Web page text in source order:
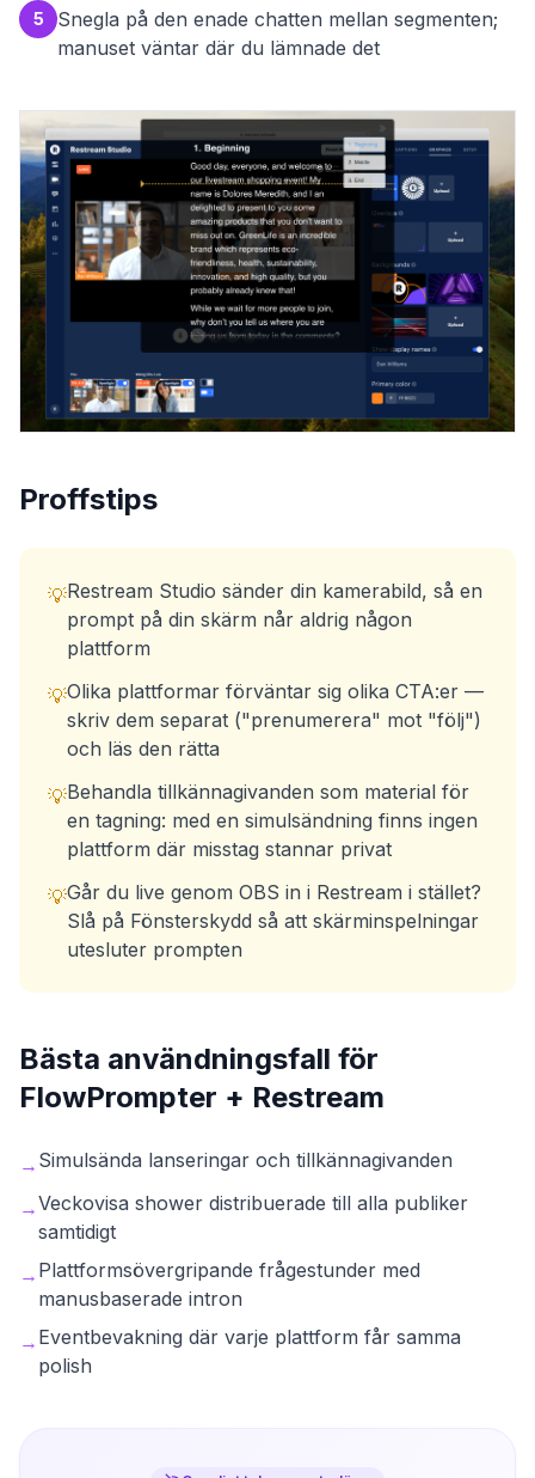
5
Snegla på den enade chatten mellan segmenten;
manuset väntar där du lämnade det
Proffstips
💡Restream Studio sänder din kamerabild, så en
prompt på din skärm når aldrig någon
plattform
💡Olika plattformar förväntar sig olika CTA:er —
skriv dem separat ("prenumerera" mot "följ")
och läs den rätta
💡Behandla tillkännagivanden som material för
en tagning: med en simulsändning finns ingen
plattform där misstag stannar privat
💡Går du live genom OBS in i Restream i stället?
Slå på Fönsterskydd så att skärminspelningar
utesluter prompten
Bästa användningsfall för
FlowPrompter + Restream
→ Simulsända lanseringar och tillkännagivanden
→Veckovisa shower distribuerade till alla publiker
samtidigt
→ Plattformsövergripande frågestunder med
manusbaserade intron
→ Eventbevakning där varje plattform får samma
polish